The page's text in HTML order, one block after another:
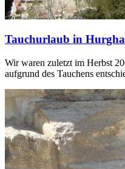
Tauchurlaub in
Wir waren zuletzt im Herbst
aufgrund des Tauchens